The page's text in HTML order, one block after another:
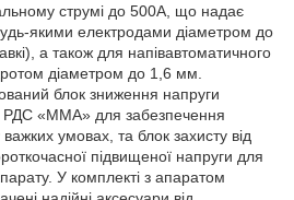
струмі до 500А, що надає
якими електродами діаметром до
а також для напівавтоматичного
діаметром до 1,6 мм.
блок зниження напруги
РДС «MMA» для забезпечення
важких умовах, та блок захисту від
підвищеної напруги для
У комплекті з апаратом